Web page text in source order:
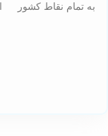
به تمام نقاط کشور